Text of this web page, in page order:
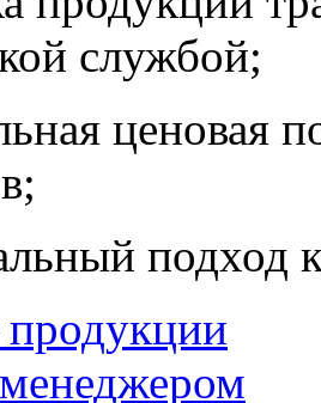
службой;
ценовая
подход
продукции